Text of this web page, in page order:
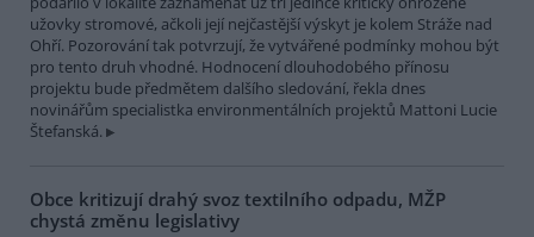
užovky stromové, ačkoli její nejčastější výskyt je kolem Stráže nad
Ohří. Pozorování tak potvrzují, že vytvářené podmínky mohou být
pro tento druh vhodné. Hodnocení dlouhodobého přínosu
projektu bude předmětem dalšího sledování, řekla dnes
novinářům specialistka environmentálních projektů Mattoni Lucie
Štefanská.
Obce kritizují drahý svoz textilního odpadu, MŽP
chystá změnu legislativy